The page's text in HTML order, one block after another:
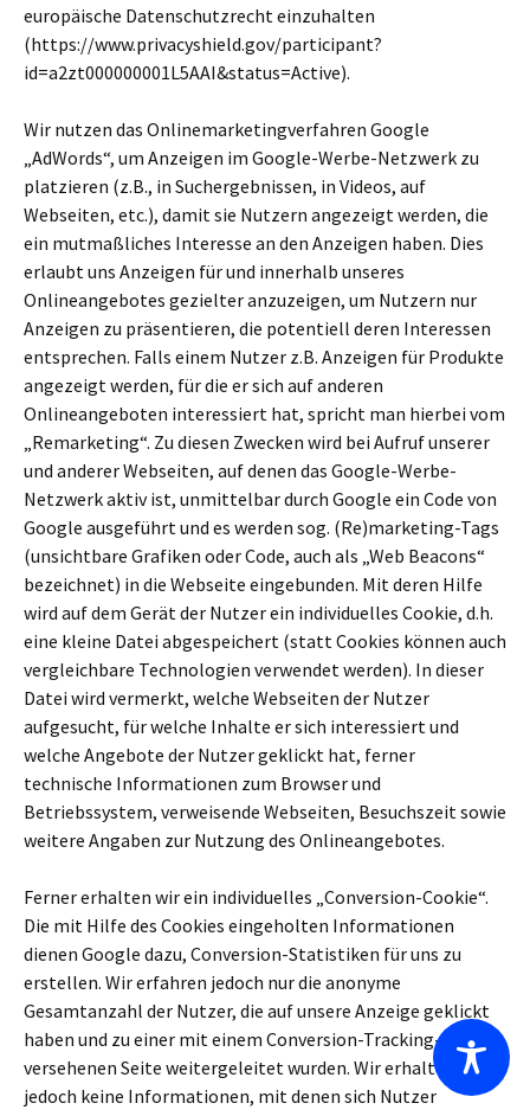
europäische Datenschutzrecht einzuhalten
(https://www.privacyshield.gov/participant?
id=a2zt000000001L5AAI&status=Active).
Wir nutzen das Onlinemarketingverfahren Google
„AdWords“, um Anzeigen im Google-Werbe-Netzwerk zu
platzieren (z.B., in Suchergebnissen, in Videos, auf
Webseiten, etc.), damit sie Nutzern angezeigt werden, die
ein mutmaßliches Interesse an den Anzeigen haben. Dies
erlaubt uns Anzeigen für und innerhalb unseres
Onlineangebotes gezielter anzuzeigen, um Nutzern nur
Anzeigen zu präsentieren, die potentiell deren Interessen
entsprechen. Falls einem Nutzer z.B. Anzeigen für Produkte
angezeigt werden, für die er sich auf anderen
Onlineangeboten interessiert hat, spricht man hierbei vom
„Remarketing“. Zu diesen Zwecken wird bei Aufruf unserer
und anderer Webseiten, auf denen das Google-Werbe-
Netzwerk aktiv ist, unmittelbar durch Google ein Code von
Google ausgeführt und es werden sog. (Re)marketing-Tags
(unsichtbare Grafiken oder Code, auch als „Web Beacons“
bezeichnet) in die Webseite eingebunden. Mit deren Hilfe
wird auf dem Gerät der Nutzer ein individuelles Cookie, d.h.
eine kleine Datei abgespeichert (statt Cookies können auch
vergleichbare Technologien verwendet werden). In dieser
Datei wird vermerkt, welche Webseiten der Nutzer
aufgesucht, für welche Inhalte er sich interessiert und
welche Angebote der Nutzer geklickt hat, ferner
technische Informationen zum Browser und
Betriebssystem, verweisende Webseiten, Besuchszeit sowie
weitere Angaben zur Nutzung des Onlineangebotes.
Ferner erhalten wir ein individuelles „Conversion-Cookie“.
Die mit Hilfe des Cookies eingeholten Informationen
dienen Google dazu, Conversion-Statistiken für uns zu
erstellen. Wir erfahren jedoch nur die anonyme
Gesamtanzahl der Nutzer, die auf unsere Anzeige geklickt
haben und zu einer mit einem Conversion-Tracking-Tag
versehenen Seite weitergeleitet wurden. Wir erhalten
jedoch keine Informationen, mit denen sich Nutzer